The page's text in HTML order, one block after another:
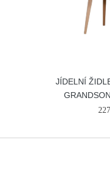
JÍDELNÍ